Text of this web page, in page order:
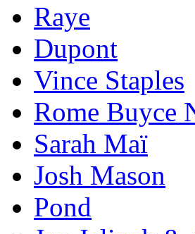
Raye
Dupont
Vince Staples
Rome Buyce
Sarah Maï
Josh Mason
Pond